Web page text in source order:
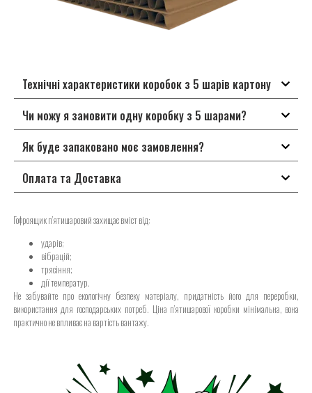
Технічні характеристики коробок з 5 шарів картону
Чи можу я замовити одну коробку з 5 шарами?
Як буде запаковано моє замовлення?
Оплата та Доставка
Гофроящик п’ятишаровий захищає вміст від:
ударів;
вібрацій;
трясіння;
дії температур.
Не забувайте про екологічну безпеку матеріалу, придатність його для переробки,
використання для господарських потреб. Ціна п’ятишарової коробки мінімальна, вона
практично не впливає на вартість вантажу.